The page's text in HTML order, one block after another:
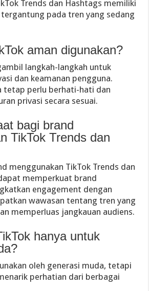
Trends dan Hashtags memiliki
pada tren yang sedang
aman digunakan?
langkah-langkah untuk
dan keamanan pengguna.
tetap perlu berhati-hati dan
privasi secara sesuai.
bagi brand
TikTok Trends dan
menggunakan TikTok Trends dan
memperkuat brand
engagement dengan
wawasan tentang tren yang
memperluas jangkauan audiens.
hanya untuk
oleh generasi muda, tetapi
perhatian dari berbagai